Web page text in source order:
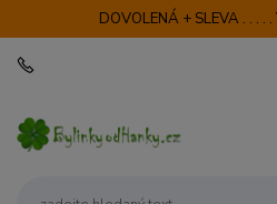
DOVOLENÁ + SLEVA . . . .